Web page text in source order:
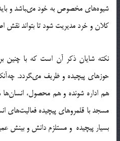
شيوه‌هاي مخصوص به خود مى‏باشد و
كلان و خرد مديريت شود تا بتواند نقش
نكته شايان ذكر آن است كه با چنين
حوزه‏اى پيچيده و ظريف مى‏گردد.
هم اداره شونده و هم محصول،
مسجد با قلمروهاى پيچيده فعاليت‌هاى
بسيار پيچيده و مستلزم دانش و بينش